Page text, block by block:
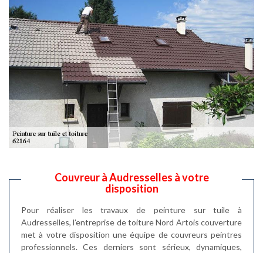
Couvreur à Audresselles à votre
disposition
Pour réaliser les travaux de peinture sur tuile à
Audresselles, l’entreprise de toiture Nord Artois couverture
met à votre disposition une équipe de couvreurs peintres
professionnels. Ces derniers sont sérieux, dynamiques,